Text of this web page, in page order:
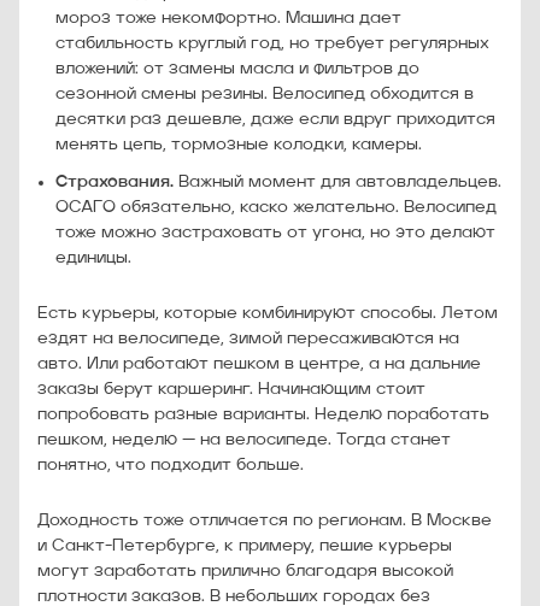
мороз тоже некомфортно. Машина дает
стабильность круглый год, но требует регулярных
вложений: от замены масла и фильтров до
сезонной смены резины. Велосипед обходится в
десятки раз дешевле, даже если вдруг приходится
менять цепь, тормозные колодки, камеры.
Страхования. Важный момент для автовладельцев.
ОСАГО обязательно, каско желательно. Велосипед
тоже можно застраховать от угона, но это делают
единицы.
Есть курьеры, которые комбинируют способы. Летом
ездят на велосипеде, зимой пересаживаются на
авто. Или работают пешком в центре, а на дальние
заказы берут каршеринг. Начинающим стоит
попробовать разные варианты. Неделю поработать
пешком, неделю — на велосипеде. Тогда станет
понятно, что подходит больше.
Доходность тоже отличается по регионам. В Москве
и Санкт-Петербурге, к примеру, пешие курьеры
могут заработать прилично благодаря высокой
плотности заказов. В небольших городах без